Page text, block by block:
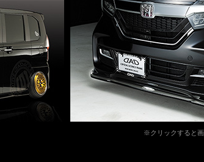
※クリックすると画